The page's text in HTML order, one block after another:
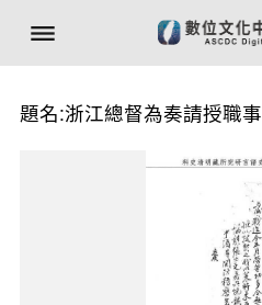
題名:浙江總督為奏請授職事